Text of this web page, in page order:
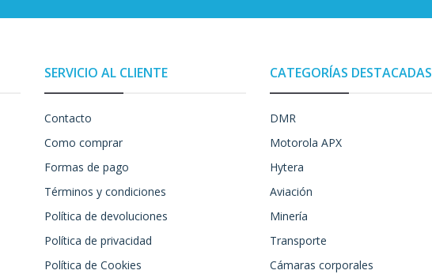
SERVICIO AL CLIENTE
Contacto
Como comprar
Formas de pago
Términos y condiciones
Política de devoluciones
Política de privacidad
Política de Cookies
CATEGORÍAS DESTACADAS
DMR
Motorola APX
Hytera
Aviación
Minería
Transporte
Cámaras corporales